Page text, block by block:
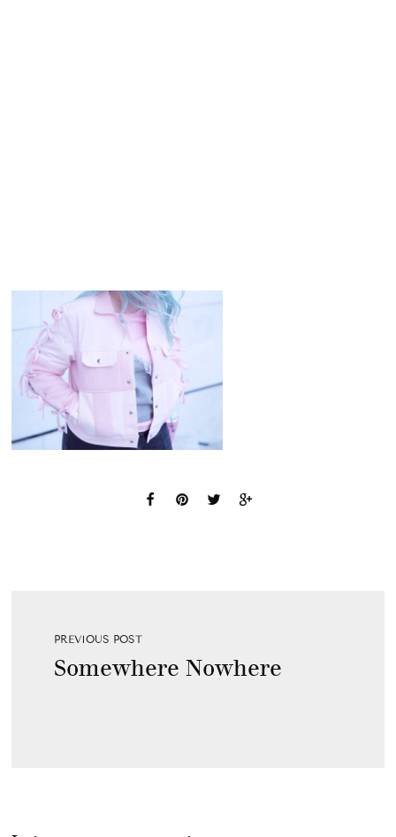
PREVIOUS POST
Somewhere Nowhere